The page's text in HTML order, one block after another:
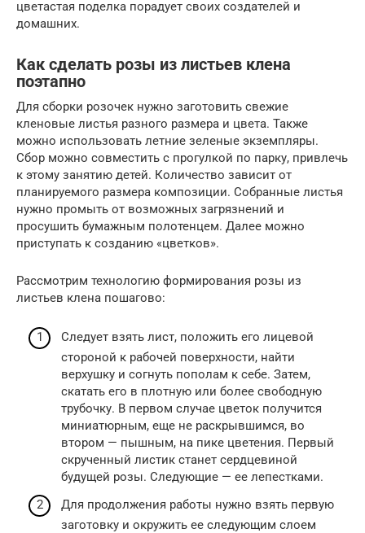
цветастая поделка порадует своих создателей и
домашних.
Как сделать розы из листьев клена
поэтапно
Для сборки розочек нужно заготовить свежие
кленовые листья разного размера и цвета. Также
можно использовать летние зеленые экземпляры.
Сбор можно совместить с прогулкой по парку, привлечь
к этому занятию детей. Количество зависит от
планируемого размера композиции. Собранные листья
нужно промыть от возможных загрязнений и
просушить бумажным полотенцем. Далее можно
приступать к созданию «цветков».
Рассмотрим технологию формирования розы из
листьев клена пошагово:
Следует взять лист, положить его лицевой
стороной к рабочей поверхности, найти
верхушку и согнуть пополам к себе. Затем,
скатать его в плотную или более свободную
трубочку. В первом случае цветок получится
миниатюрным, еще не раскрывшимся, во
втором — пышным, на пике цветения. Первый
скрученный листик станет сердцевиной
будущей розы. Следующие — ее лепестками.
Для продолжения работы нужно взять первую
заготовку и окружить ее следующим слоем